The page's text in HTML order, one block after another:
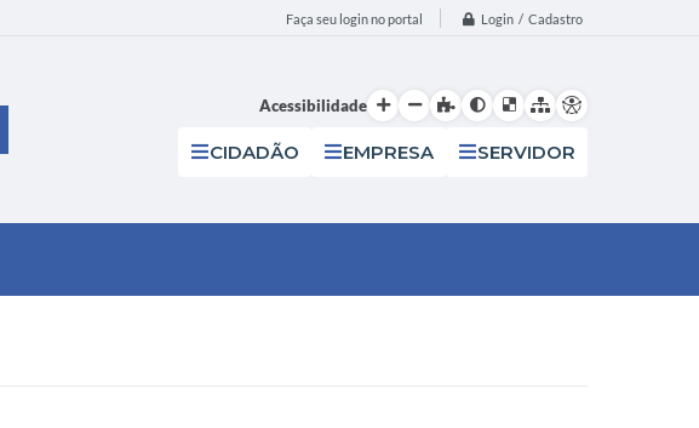
Faça seu login no portal Login / Cadastro
Acessibilidade
CIDADÃO EMPRESA SERVIDOR